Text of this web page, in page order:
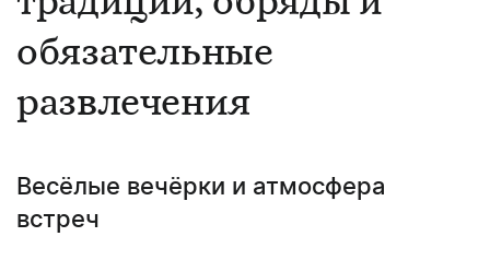
обязательные
развлечения
Весёлые вечёрки и атмосфера
встреч